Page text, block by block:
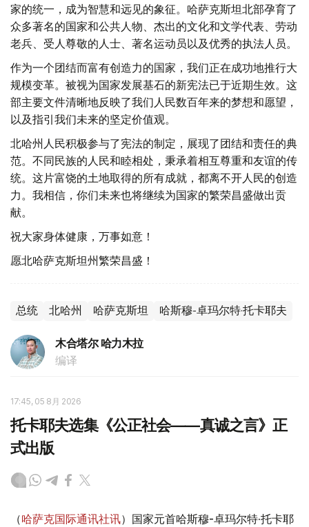
家的统一，成为智慧和远见的象征。哈萨克斯坦北部孕育了
众多著名的国家和公共人物、杰出的文化和文学代表、劳动
老兵、受人尊敬的人士、著名运动员以及优秀的执法人员。
作为一个团结而富有创造力的国家，我们正在成功地推行大
规模变革。被视为国家发展基石的新宪法已于近期生效。这
部主要文件清晰地反映了我们人民数百年来的梦想和愿望，
以及指引我们未来的坚定价值观。
北哈州人民积极参与了宪法的制定，展现了团结和责任的典
范。不同民族的人民和睦相处，秉承着相互尊重和友谊的传
统。这片富饶的土地取得的所有成就，都离不开人民的创造
力。我相信，你们未来也将继续为国家的繁荣昌盛做出贡
献。
祝大家身体健康，万事如意！
愿北哈萨克斯坦州繁荣昌盛！
总统 北哈州 哈萨克斯坦 哈斯穆-卓玛尔特·托卡耶夫
木合塔尔 哈力木拉
编译
17:45, 05 8月 2026
托卡耶夫选集《公正社会——真诚之言》正
式出版
（哈萨克国际通讯社讯）国家元首哈斯穆-卓玛尔特·托卡耶